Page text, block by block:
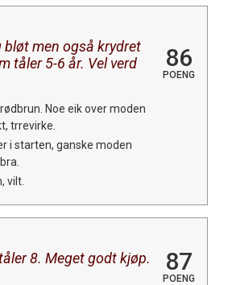
bløt men også krydret
tåler 5-6 år. Vel verd
86
POENG
rødbrun. Noe eik over moden
trrevirke.
i starten, ganske moden
vilt.
8. Meget godt kjøp.
87
POENG